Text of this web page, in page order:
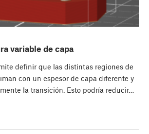
variable de capa
definir que las distintas regiones de
con un espesor de capa diferente y
la transición. Esto podría reducir…